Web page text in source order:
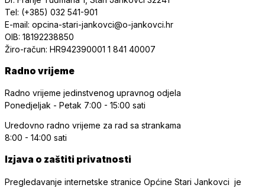
Tel: (+385) 032 541-901
E-mail: opcina-stari-jankovci@o-jankovci.hr
OIB: 18192238850
Žiro-račun: HR942390001 1 841 40007
Radno vrijeme
Radno vrijeme jedinstvenog upravnog odjela
Ponedjeljak - Petak 7:00 - 15:00 sati
Uredovno radno vrijeme za rad sa strankama
8:00 - 14:00 sati
Izjava o zaštiti privatnosti
Pregledavanje internetske stranice Općine Stari Jankovci je